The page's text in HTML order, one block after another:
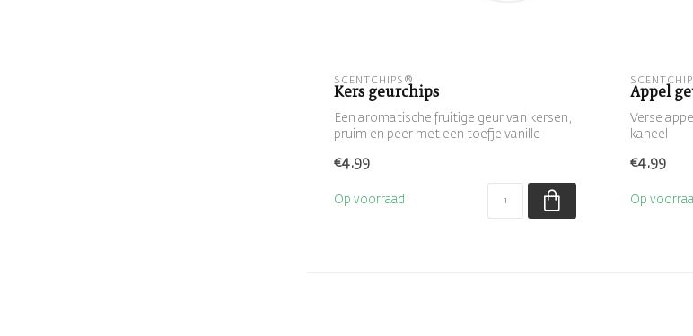
SCENTCHIPS®
Kers geurchips
Een aromatische fruitige geur van kersen,
pruim en peer met een toefje vanille
€4,99
Op voorraad
Appel
Verse
kaneel
€4,99
Op